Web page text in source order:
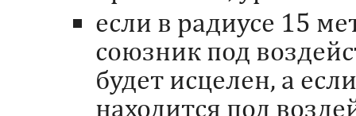
если в радиусе 15
союзник под
будет исцелен, а
находится под